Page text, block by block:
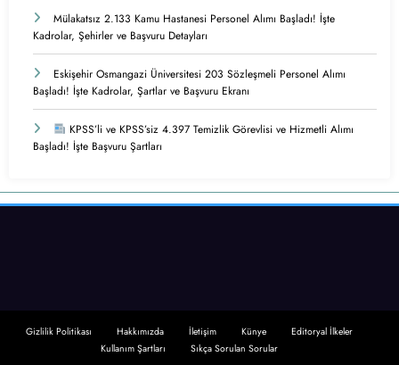
Mülakatsız 2.133 Kamu Hastanesi Personel Alımı Başladı! İşte
Kadrolar, Şehirler ve Başvuru Detayları
Eskişehir Osmangazi Üniversitesi 203 Sözleşmeli Personel Alımı
Başladı! İşte Kadrolar, Şartlar ve Başvuru Ekranı
KPSS’li ve KPSS’siz 4.397 Temizlik Görevlisi ve Hizmetli Alımı
Başladı! İşte Başvuru Şartları
Gizlilik Politikası Hakkımızda İletişim Künye
Editoryal İlkeler
Kullanım Şartları
Sıkça Sorulan Sorular